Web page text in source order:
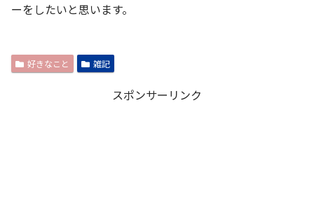
ーをしたいと思います。
好きなこと 雑記
スポンサーリンク